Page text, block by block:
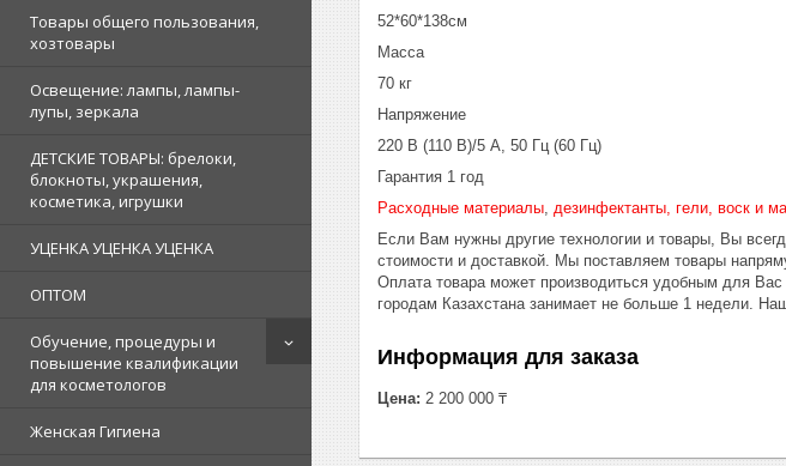
Товары общего пользования,
хозтовары
Освещение: лампы, лампы-
лупы, зеркала
ДЕТСКИЕ ТОВАРЫ: брелоки,
блокноты, украшения,
косметика, игрушки
УЦЕНКА УЦЕНКА УЦЕНКА
ОПТОМ
Обучение, процедуры и
повышение квалификации
для косметологов
Женская Гигиена
52*60*138см
Масса
70 кг
Напряжение
220 В (110 В)/5 А, 50 Гц (60 Гц)
Гарантия 1 год
Расходные материалы дезинфектанты, гели, воск и
Если Вам нужны другие технологии и товары, Вы
стоимости и доставкой. Мы поставляем товары
Оплата товара может производиться удобным для
городам Казахстана занимает не больше 1 недели.
Информация для заказа
Цена: 2 200 000 ₸